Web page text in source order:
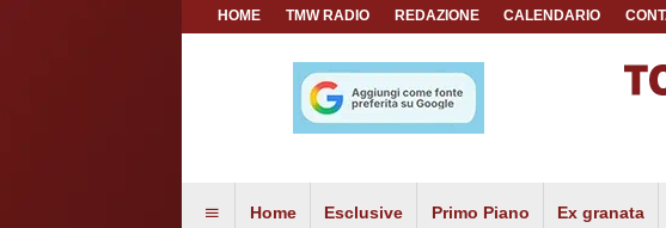
HOME TMW RADIO REDAZIONE CALENDARIO
Home Esclusive Primo Piano Ex granata